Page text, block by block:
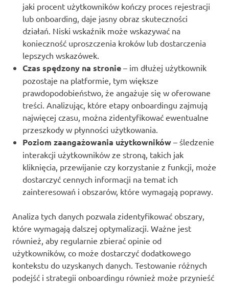
jaki procent użytkowników kończy proces rejestracji
lub onboarding, daje jasny obraz skuteczności
działań. Niski wskaźnik może wskazywać na
konieczność uproszczenia kroków lub dostarczenia
lepszych wskazówek.
Czas spędzony na stronie – im dłużej użytkownik
pozostaje na platformie, tym większe
prawdopodobieństwo, że angażuje się w oferowane
treści. Analizując, które etapy onboardingu zajmują
najwięcej czasu, można zidentyfikować ewentualne
przeszkody w płynności użytkowania.
Poziom zaangażowania użytkowników – śledzenie
interakcji użytkowników ze stroną, takich jak
kliknięcia, przewijanie czy korzystanie z funkcji, może
dostarczyć cennych informacji na temat ich
zainteresowań i obszarów, które wymagają poprawy.
Analiza tych danych pozwala zidentyfikować obszary,
które wymagają dalszej optymalizacji. Ważne jest
również, aby regularnie zbierać opinie od
użytkowników, co może dostarczyć dodatkowego
kontekstu do uzyskanych danych. Testowanie różnych
podejść i strategii onboardingu również może przynieść